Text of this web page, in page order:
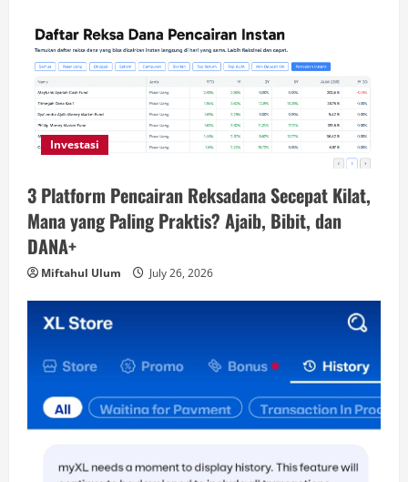
Investasi
3 Platform Pencairan Reksadana Secepat Kilat,
Mana yang Paling Praktis? Ajaib, Bibit, dan
DANA+
Miftahul Ulum July 26, 2026